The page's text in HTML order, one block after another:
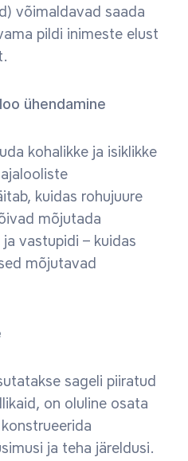
võimaldavad saada
pildi inimeste elust
ühendamine
kohalikke ja isiklikke
kuidas rohujuure
mõjutada
vastupidi – kuidas
mõjutavad
sageli piiratud
on oluline osata
ja teha järeldusi.